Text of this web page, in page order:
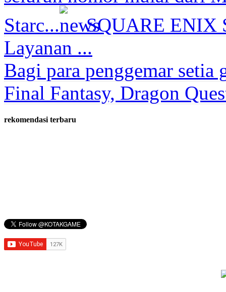
Starc...
SQUARE ENIX
Layanan ...
Bagi para penggemar
Final Fantasy, Dragon
rekomendasi terbaru